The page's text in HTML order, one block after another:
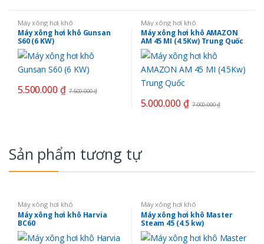
Máy xông hơi khô
Máy xông hơi khô Gunsan
S60 (6 KW)
5.500.000 ₫ 7.500.000₫
Máy xông hơi khô
Máy xông hơi khô AMAZON
AM 45 MI (4.5Kw) Trung Quốc
5.000.000 ₫ 7.000.000₫
Sản phẩm tương tự
Máy xông hơi khô
Máy xông hơi khô Harvia
BC60
Máy xông hơi khô
Máy xông hơi khô Master
Steam 45 (4.5 kw)